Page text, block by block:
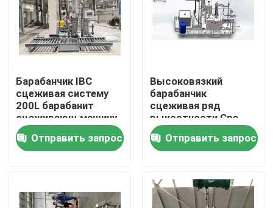
Путешествие фабрики
Свяжитесь мы
Новости
Барабанчик IBC
сцеживая систему
200L барабанит
сцеживающ машину
Отправить запрос
Высоковязкий
барабанчик
сцеживая ряд
выкостности Cps
системы 2000
Отправить запрос